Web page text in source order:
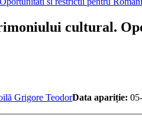
cultural.
Grigore TeodorData apariție: